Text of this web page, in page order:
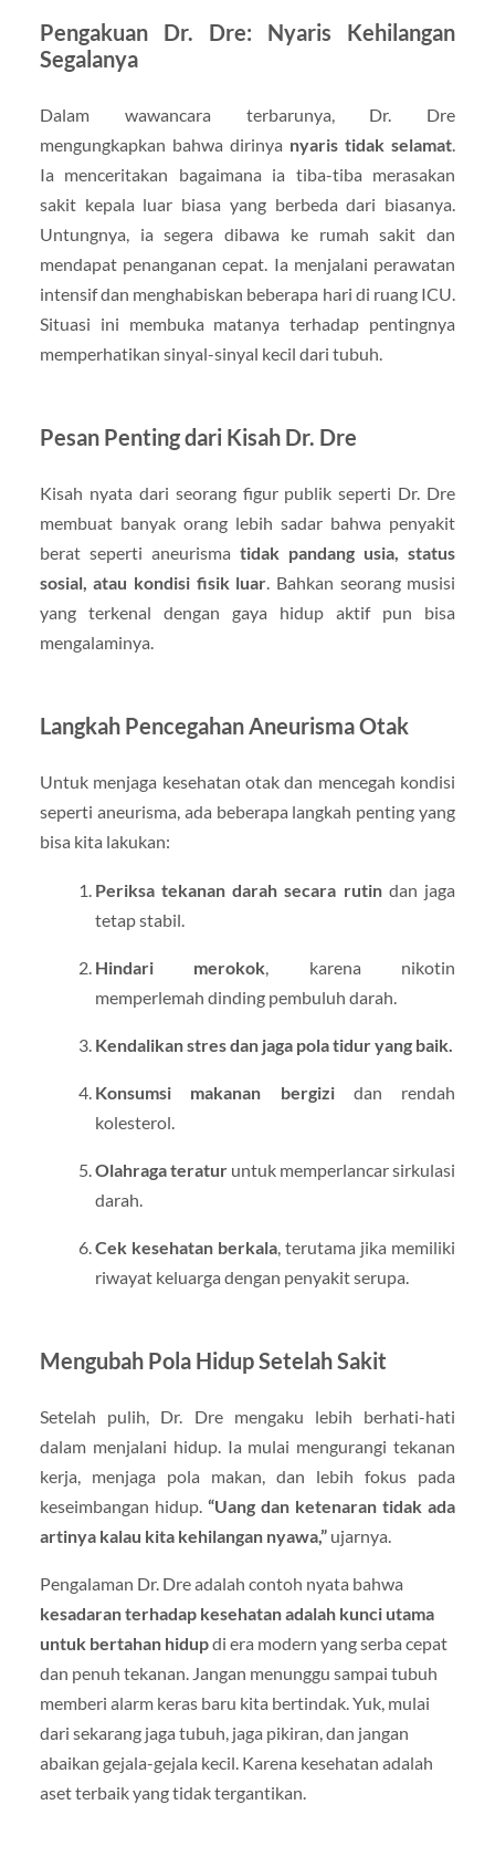
Pengakuan Dr. Dre: Nyaris Kehilangan
Segalanya
Dalam wawancara terbarunya, Dr. Dre
mengungkapkan bahwa dirinya nyaris tidak selamat.
Ia menceritakan bagaimana ia tiba-tiba merasakan
sakit kepala luar biasa yang berbeda dari biasanya.
Untungnya, ia segera dibawa ke rumah sakit dan
mendapat penanganan cepat. Ia menjalani perawatan
intensif dan menghabiskan beberapa hari di ruang ICU.
Situasi ini membuka matanya terhadap pentingnya
memperhatikan sinyal-sinyal kecil dari tubuh.
Pesan Penting dari Kisah Dr. Dre
Kisah nyata dari seorang figur publik seperti Dr. Dre
membuat banyak orang lebih sadar bahwa penyakit
berat seperti aneurisma tidak pandang usia, status
sosial, atau kondisi fisik luar. Bahkan seorang musisi
yang terkenal dengan gaya hidup aktif pun bisa
mengalaminya.
Langkah Pencegahan Aneurisma Otak
Untuk menjaga kesehatan otak dan mencegah kondisi
seperti aneurisma, ada beberapa langkah penting yang
bisa kita lakukan:
Periksa tekanan darah secara rutindan jaga
tetap stabil.
Hindari merokok , karena nikotin
memperlemah dinding pembuluh darah.
Kendalikan stres dan jaga pola tidur yang baik.
Konsumsi makanan bergizidan rendah
kolesterol.
Olahraga teraturuntuk memperlancar sirkulasi
darah.
Cek kesehatan berkala, terutama jika memiliki
riwayat keluarga dengan penyakit serupa.
Mengubah Pola Hidup Setelah Sakit
Setelah pulih, Dr. Dre mengaku lebih berhati-hati
dalam menjalani hidup. Ia mulai mengurangi tekanan
kerja, menjaga pola makan, dan lebih fokus pada
keseimbangan hidup. “Uang dan ketenaran tidak ada
artinya kalau kita kehilangan nyawa,”ujarnya.
Pengalaman Dr. Dre adalah contoh nyata bahwa
kesadaran terhadap kesehatan adalah kunci utama
untuk bertahan hidupdi era modern yang serba cepat
dan penuh tekanan. Jangan menunggu sampai tubuh
memberi alarm keras baru kita bertindak. Yuk, mulai
dari sekarang jaga tubuh, jaga pikiran, dan jangan
abaikan gejala-gejala kecil. Karena kesehatan adalah
aset terbaik yang tidak tergantikan.